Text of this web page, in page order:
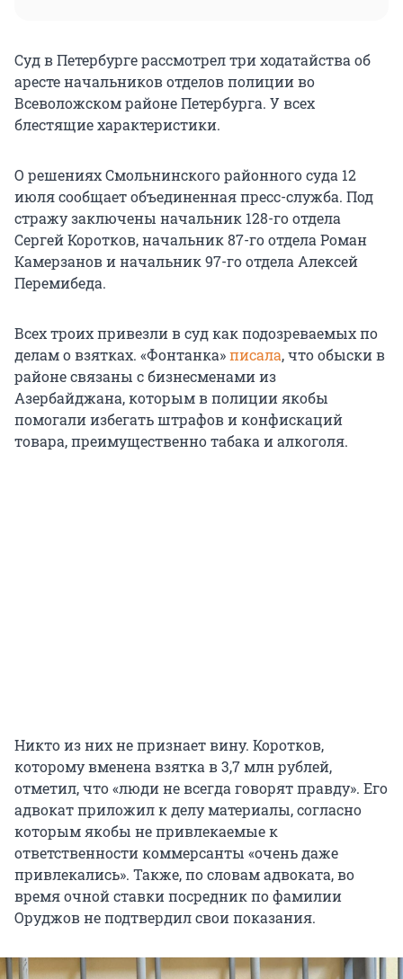
Суд в Петербурге рассмотрел три ходатайства об
аресте начальников отделов полиции во
Всеволожском районе Петербурга. У всех
блестящие характеристики.
О решениях Смольнинского районного суда 12
июля сообщает объединенная пресс-служба. Под
стражу заключены начальник 128-го отдела
Сергей Коротков, начальник 87-го отдела Роман
Камерзанов и начальник 97-го отдела Алексей
Перемибеда.
Всех троих привезли в суд как подозреваемых по
делам о взятках. «Фонтанка»писала, что обыски в
районе связаны с бизнесменами из
Азербайджана, которым в полиции якобы
помогали избегать штрафов и конфискаций
товара, преимущественно табака и алкоголя.
Никто из них не признает вину. Коротков,
которому вменена взятка в 3,7 млн рублей,
отметил, что «люди не всегда говорят правду». Его
адвокат приложил к делу материалы, согласно
которым якобы не привлекаемые к
ответственности коммерсанты «очень даже
привлекались». Также, по словам адвоката, во
время очной ставки посредник по фамилии
Оруджов не подтвердил свои показания.